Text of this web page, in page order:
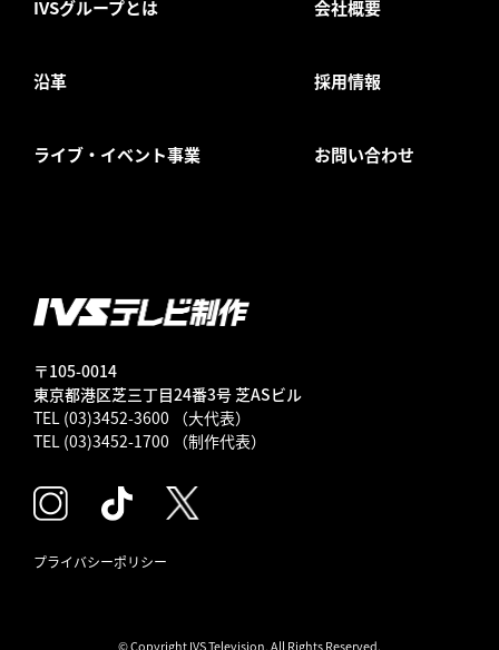
IVSグループとは 会社概要
沿革 採用情報
ライブ・イベント事業 お問い合わせ
〒105-0014
東京都港区芝三丁目24番3号 芝ASビル
TEL (03)3452-3600 （大代表）
TEL (03)3452-1700 （制作代表）
プライバシーポリシー
© Copyright IVS Television, All Rights Reserved.